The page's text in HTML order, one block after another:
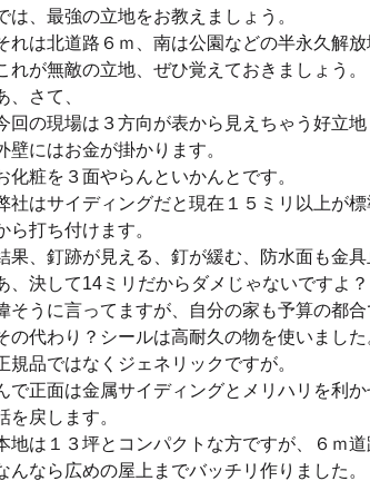
は、最強の立地をお教えましょう。
れは北道路６ｍ、南は公園などの半永久解放
れが無敵の立地、ぜひ覚えておきましょう。
、さて、
回の現場は３方向が表から見えちゃう好立地
壁にはお金が掛かります。
化粧を３面やらんといかんとです。
社はサイディングだと現在１５ミリ以上が
ら打ち付けます。
果、釘跡が見える、釘が緩む、防水面も金具
、決して14ミリだからダメじゃないですよ？
そうに言ってますが、自分の家も予算の都
の代わり？シールは高耐久の物を使いました
規品ではなくジェネリックですが。
で正面は金属サイディングとメリハリを利か
を戻します。
地は１３坪とコンパクトな方ですが、６ｍ
んなら広めの屋上までバッチリ作りました。